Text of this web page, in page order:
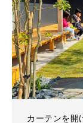
カーテンを開